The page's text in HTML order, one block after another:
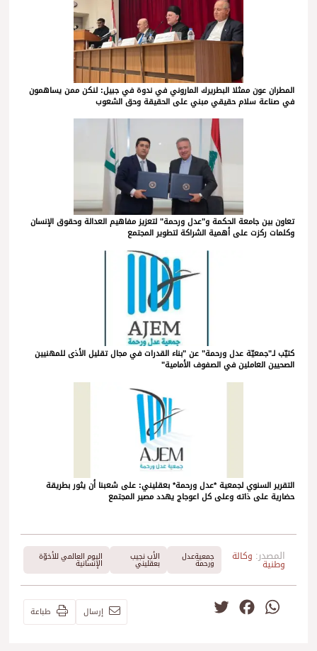
المطران عون ممثلا البطريرك الماروني في ندوة في جبيل: لنكن ممن يساهمون
في صناعة سلام حقيقي مبني على الحقيقة وحق الشعوب
تعاون بين جامعة الحكمة و"عدل ورحمة" لتعزيز مفاهيم العدالة وحقوق الإنسان
وكلمات ركزت على أهمية الشراكة لتطوير المجتمع
كتيّب لـ"جمعيّة عدل ورحمة" عن "بناء القدرات في مجال تقليل الأذى للمهنيين
الصحيين العاملين في الصفوف الأمامية"
التقرير السنوي لجمعية *عدل ورحمة* بعقليني: على شعبنا أن يثور بطريقة
حضارية على ذاته وعلى كل اعوجاج يهدد مصير المجتمع
المصدر: وكالة
وطنية
جمعيةعدل
ورحمة
الأب نجيب
بعقليني
اليوم العالمي للأخوّة
الإنسانية
WhatsApp
Facebook إرسال طباعة